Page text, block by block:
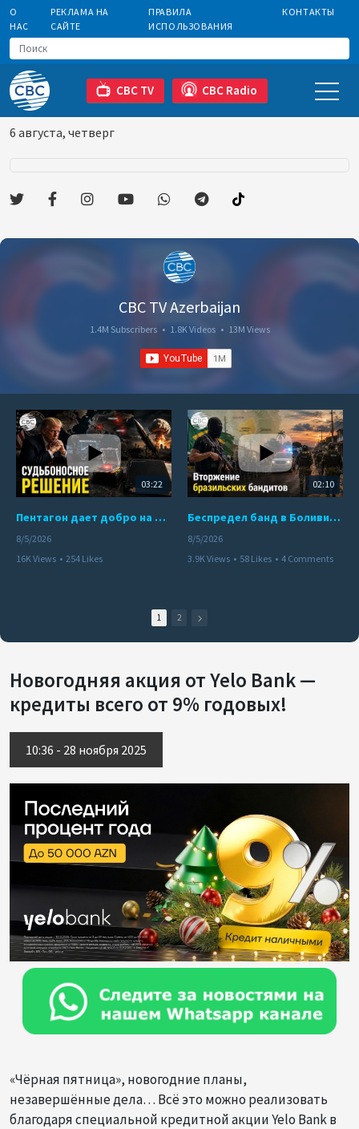
О
НАС
РЕКЛАМА НА
САЙТЕ
ПРАВИЛА
ИСПОЛЬЗОВАНИЯ
КОНТАКТЫ
CBC TV CBC Radio
6 августа, четверг
CBC TV Azerbaijan
1.4M Subscribers • 1.8K Videos • 13M Views
03:22
Пентагон дает добро на ядерный удар по противникам США
8/5/2026
16K Views • 254 Likes
02:10
Беспредел банд в Боливии. Расправы над наркоторговцами
8/5/2026
3.9K Views • 58 Likes • 4 Comments
1 2
Новогодняя акция от Yelo Bank —
кредиты всего от 9% годовых!
10:36 - 28 ноября 2025
«Чёрная пятница», новогодние планы,
незавершённые дела… Всё это можно реализовать
благодаря специальной кредитной акции Yelo Bank в